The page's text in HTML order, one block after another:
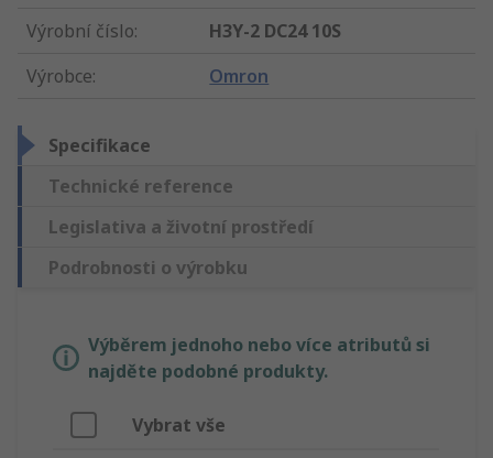
Výrobní číslo:
H3Y-2 DC24 10S
Výrobce: Omron
Specifikace
Technické reference
Legislativa a životní prostředí
Podrobnosti o výrobku
Výběrem jednoho nebo více atributů si
najděte podobné produkty.
Vybrat vše